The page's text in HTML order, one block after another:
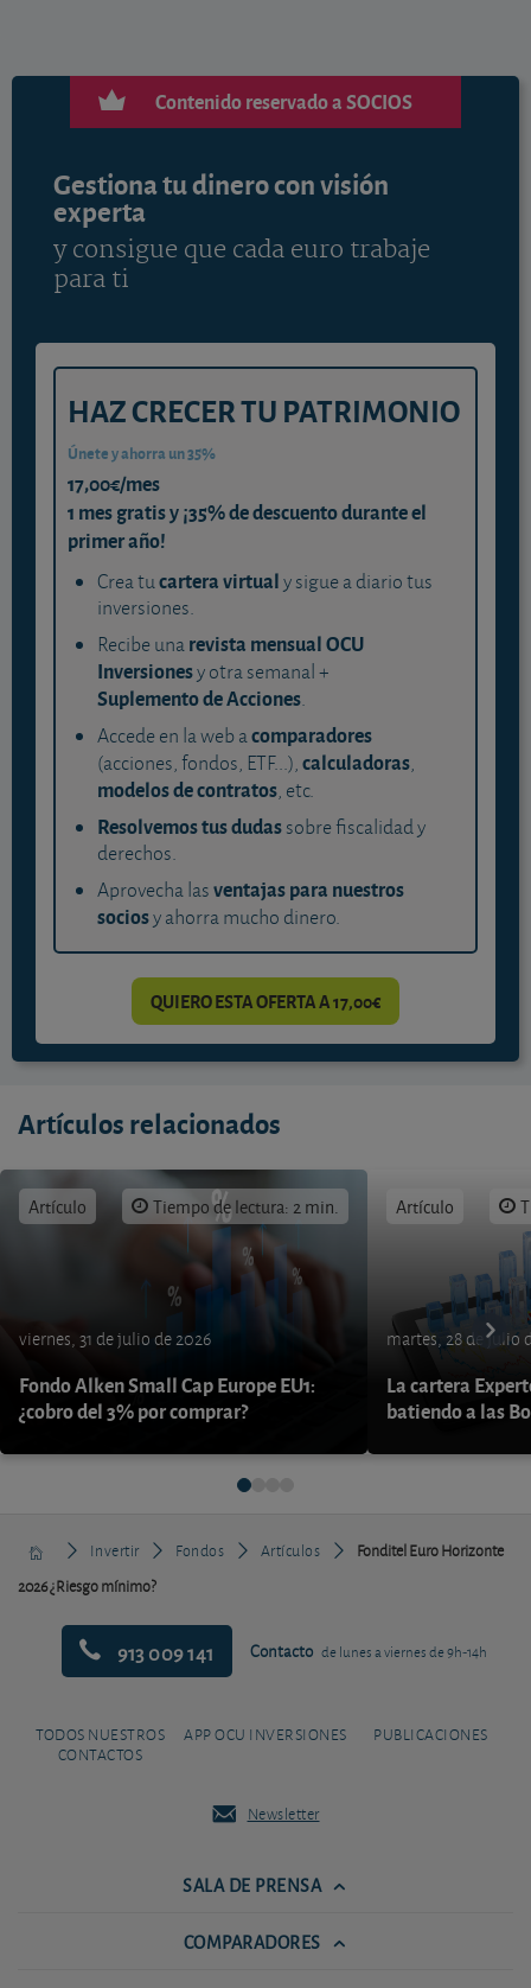
Contenido reservado a SOCIOS
Gestiona tu dinero con visión
experta
y consigue que cada euro trabaje
para ti
HAZ CRECER TU PATRIMONIO
Únete y ahorra un 35%
17,00€/mes
1 mes gratis y ¡35% de descuento durante el
primer año!
Crea tucartera virtualy sigue a diario tus
inversiones.
Recibe unarevista mensual OCU
Inversionesy otra semanal +
Suplemento de Acciones.
Accede en la web acomparadores
(acciones, fondos, ETF...),calculadoras,
modelos de contratos, etc.
Resolvemos tus dudassobre fiscalidad y
derechos.
Aprovecha lasventajas para nuestros
sociosy ahorra mucho dinero.
QUIERO ESTA OFERTA A 17,00€
Artículos relacionados
Artículo Tiempo de lectura: 2 min.
viernes, 31 de julio de 2026
Fondo Alken Small Cap Europe EU1:
¿cobro del 3% por comprar?
Artículo
martes, 28 de julio
La cartera
batiendo a las
Invertir Fondos Artículos
Fonditel Euro Horizonte
2026 ¿Riesgo mínimo?
913 009 141 Contacto de lunes a viernes de 9h-14h
TODOS NUESTROS
CONTACTOS
APP OCU INVERSIONES PUBLICACIONES
Newsletter
SALA DE PRENSA
COMPARADORES